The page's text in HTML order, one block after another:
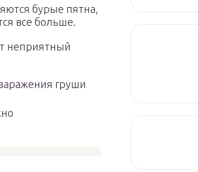
бурые пятна,
все больше.
неприятный
груши